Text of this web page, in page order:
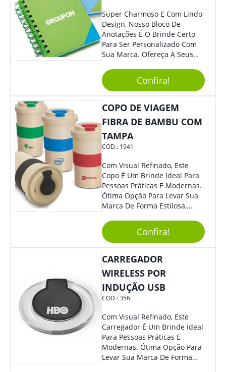
Super Charmoso E Com Lindo
Design, Nosso Bloco De
Anotações É O Brinde Certo
Para Ser Personalizado Com
Sua Marca. Ofereça A Seus
Dúvidas Eles Irão Adorar.
Confira!
COPO DE VIAGEM
FIBRA DE BAMBU COM
TAMPA
COD.: 1941
Com Visual Refinado, Este
Copo É Um Brinde Ideal Para
Pessoas Práticas E Modernas.
Ótima Opção Para Levar Sua
Marca De Forma Estilosa,
Empresa Em Eventos,
Reuniões Corporativas Ou Até
Mesmo Para Presentear
Colaboradores.
Confira!
CARREGADOR
WIRELESS POR
INDUÇÃO USB
COD.:356
Com Visual Refinado, Este
Carregador É Um Brinde Ideal
Para Pessoas Práticas E
Modernas. Ótima Opção Para
Levar Sua Marca De Forma